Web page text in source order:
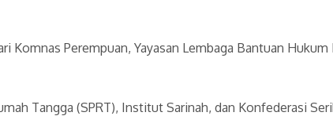
Komnas Perempuan, Yayasan Lembaga Bantuan
Tangga (SPRT), Institut Sarinah, dan Konfederasi